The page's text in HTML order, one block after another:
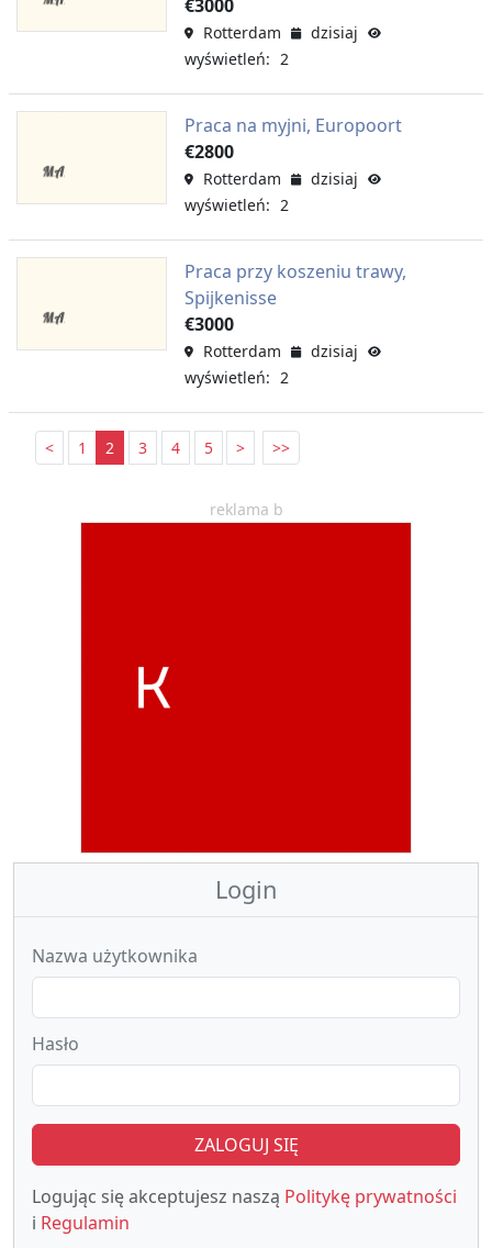
€3000
Rotterdam
dzisiaj
wyświetleń: 2
Praca na myjni, Europoort
€2800
Rotterdam
dzisiaj
wyświetleń: 2
Praca przy koszeniu trawy,
Spijkenisse
€3000
Rotterdam
dzisiaj
wyświetleń: 2
< 1 2 3 4 5 > >>
reklama b
Login
Nazwa użytkownika
Hasło
ZALOGUJ SIĘ
Logując się akceptujesz naszą Politykę prywatności
i Regulamin